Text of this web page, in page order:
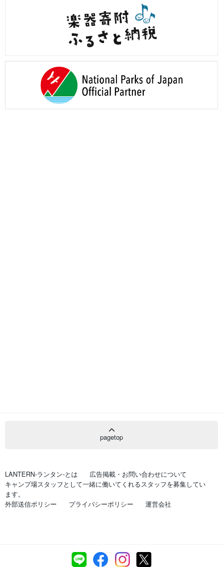
pagetop
LANTERN-ランタン-とは
広告掲載・お問い合わせについて
キャンプ場スタッフとして一緒に働いてくれるスタッフを募集してい
ます。
外部送信ポリシー
プライバシーポリシー 運営会社